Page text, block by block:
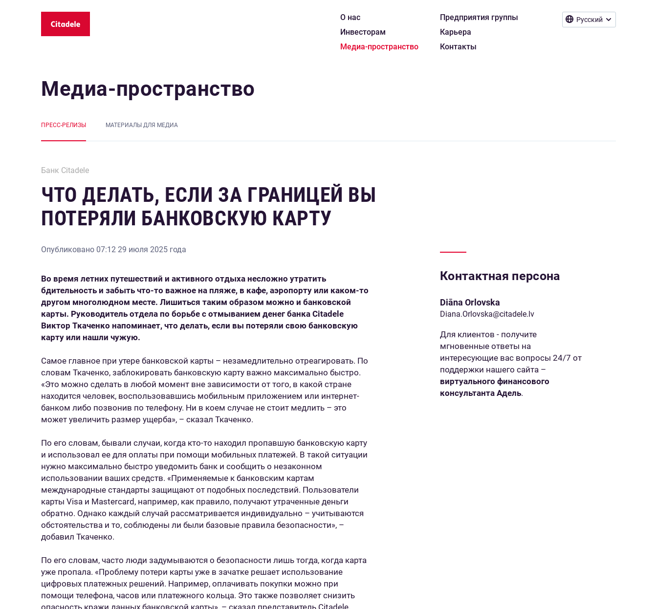
Русский
О нас
Инвесторам
Медиа-пространство
Предприятия группы
Карьера
Контакты
Медиа-пространство
ПРЕСС-РЕЛИЗЫ MАТЕРИАЛЫ ДЛЯ МЕДИА
Банк Citadele
ЧТО ДЕЛАТЬ, ЕСЛИ ЗА ГРАНИЦЕЙ ВЫ
ПОТЕРЯЛИ БАНКОВСКУЮ КАРТУ
Опубликовано 07:12 29 июля 2025 года
Во время летних путешествий и активного отдыха несложно утратить
бдительность и забыть что-то важное на пляже, в кафе, аэропорту или каком-то
другом многолюдном месте. Лишиться таким образом можно и банковской
карты. Руководитель отдела по борьбе с отмыванием денег банка Citadele
Виктор Ткаченко напоминает, что делать, если вы потеряли свою банковскую
карту или нашли чужую.
Самое главное при утере банковской карты – незамедлительно отреагировать. По
словам Ткаченко, заблокировать банковскую карту важно максимально быстро.
«Это можно сделать в любой момент вне зависимости от того, в какой стране
находится человек, воспользовавшись мобильным приложением или интернет-
банком либо позвонив по телефону. Ни в коем случае не стоит медлить – это
может увеличить размер ущерба», – сказал Ткаченко.
По его словам, бывали случаи, когда кто-то находил пропавшую банковскую карту
и использовал ее для оплаты при помощи мобильных платежей. В такой ситуации
нужно максимально быстро уведомить банк и сообщить о незаконном
использовании ваших средств. «Применяемые к банковским картам
международные стандарты защищают от подобных последствий. Пользователи
карты Visa и Mastercard, например, как правило, получают утраченные деньги
обратно. Однако каждый случай рассматривается индивидуально – учитываются
обстоятельства и то, соблюдены ли были базовые правила безопасности», –
добавил Ткаченко.
По его словам, часто люди задумываются о безопасности лишь тогда, когда карта
уже пропала. «Проблему потери карты уже в зачатке решает использование
цифровых платежных решений. Например, оплачивать покупки можно при
помощи телефона, часов или платежного кольца. Это также позволяет снизить
опасность кражи данных банковской карты», – сказал представитель Citadele.
Контактная персона
Diāna Orlovska
Diana.Orlovska@citadele.lv
Для клиентов - получите
мгновенные ответы на
интересующие вас вопросы 24/7 от
поддержки нашего сайта –
виртуального финансового
консультанта Адель.